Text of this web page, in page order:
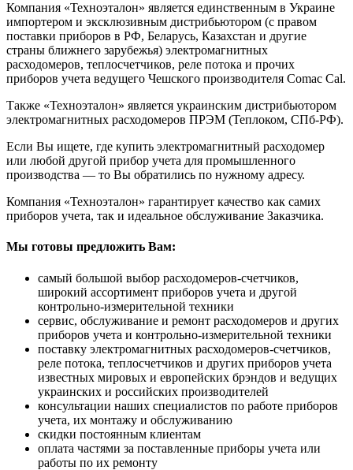
Компания «Техноэталон» является единственным в Украине
импортером и эксклюзивным дистрибьютором (с правом
поставки приборов в РФ, Беларусь, Казахстан и другие
страны ближнего зарубежья) электромагнитных
расходомеров, теплосчетчиков, реле потока и прочих
приборов учета ведущего Чешского производителя Comac Cal.
Также «Техноэталон» является украинским дистрибьютором
электромагнитных расходомеров ПРЭМ (Теплоком, СПб-РФ).
Если Вы ищете, где купить электромагнитный расходомер
или любой другой прибор учета для промышленного
производства — то Вы обратились по нужному адресу.
Компания «Техноэталон» гарантирует качество как самих
приборов учета, так и идеальное обслуживание Заказчика.
Мы готовы предложить Вам:
самый большой выбор расходомеров-счетчиков,
широкий ассортимент приборов учета и другой
контрольно-измерительной техники
сервис, обслуживание и ремонт расходомеров и других
приборов учета и контрольно-измерительной техники
поставку электромагнитных расходомеров-счетчиков,
реле потока, теплосчетчиков и других приборов учета
известных мировых и европейских брэндов и ведущих
украинских и российских производителей
консультации наших специалистов по работе приборов
учета, их монтажу и обслуживанию
скидки постоянным клиентам
оплата частями за поставленные приборы учета или
работы по их ремонту